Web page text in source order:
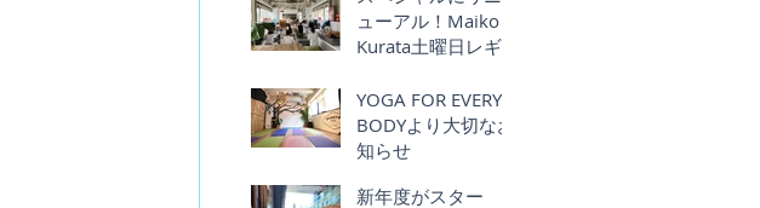
ューアル！Maiko
Kurata土曜日レギ
動！Schmatz ｘ
YOGA FOR EVERY
BODY
YOGA FOR EVERY
BODYより大切なお
知らせ
新年度がスター